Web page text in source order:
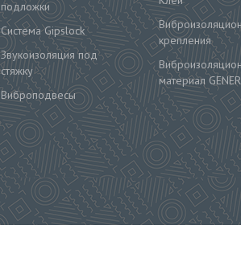
подложки
Система Gipslock
Звукоизоляция под
стяжку
Виброподвесы
крепления
материал